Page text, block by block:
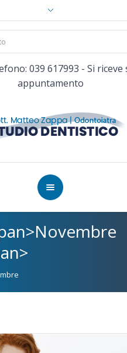
039 617993 - Si riceve
appuntamento